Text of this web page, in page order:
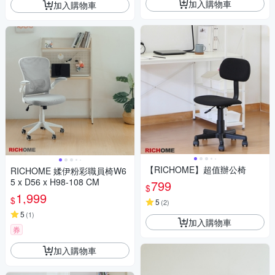
加入購物車
RICHOME 媃伊粉彩職員椅W6
5 x D56 x H98-108 CM
$1,999
5 (1)
券
加入購物車
加入購物車
【RICHOME】超值辦公椅
$799
5 (2)
加入購物車